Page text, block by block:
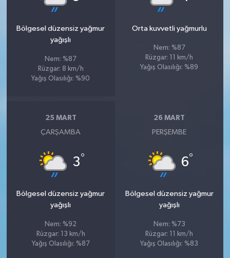
Bölgesel düzensiz yağmur
yağışlı
Nem: %87
Rüzgar: 8 km/h
Yağış Olasılığı: %90
Orta kuvvetli yağmurlu
Nem: %87
Rüzgar: 11 km/h
Yağış Olasılığı: %89
25 MART
ÇARŞAMBA
3°
Bölgesel düzensiz yağmur
yağışlı
Nem: %92
Rüzgar: 13 km/h
Yağış Olasılığı: %87
26 MART
PERŞEMBE
6°
Bölgesel düzensiz yağmur
yağışlı
Nem: %73
Rüzgar: 11 km/h
Yağış Olasılığı: %83